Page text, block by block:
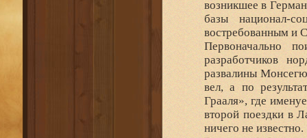
возникшее в
базы национал-
востребованным и
Первоначально
разработчиков
развалины
вел, а по
Грааля», где
второй поездки в
ничего не известно.